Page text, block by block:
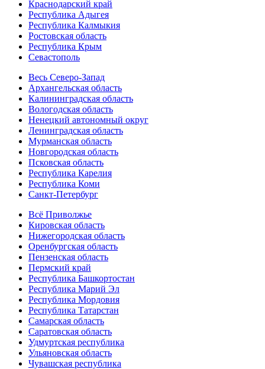
Краснодарский край
Республика Адыгея
Республика Калмыкия
Ростовская область
Республика Крым
Севастополь
Весь Северо-Запад
Архангельская область
Калининградская область
Вологодская область
Ненецкий автономный округ
Ленинградская область
Мурманская область
Новгородская область
Псковская область
Республика Карелия
Республика Коми
Санкт-Петербург
Всё Приволжье
Кировская область
Нижегородская область
Оренбургская область
Пензенская область
Пермский край
Республика Башкортостан
Республика Марий Эл
Республика Мордовия
Республика Татарстан
Самарская область
Саратовская область
Удмуртская республика
Ульяновская область
Чувашская республика